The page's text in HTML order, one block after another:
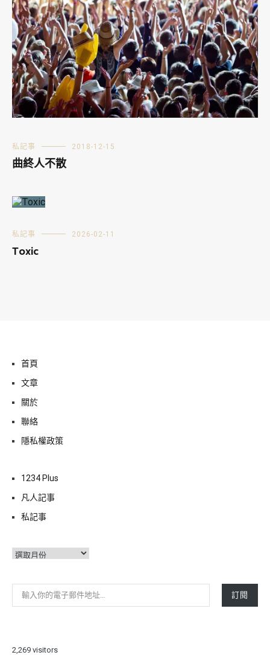
私記事 2018-12-15
曲終人不散
私記事 2026-02-11
Toxic
首頁
文章
關於
聯絡
隱私權政策
1234 Plus
凡人記事
私記事
彙
輸入你的電子郵件地址…
訂閱
2,269 visitors